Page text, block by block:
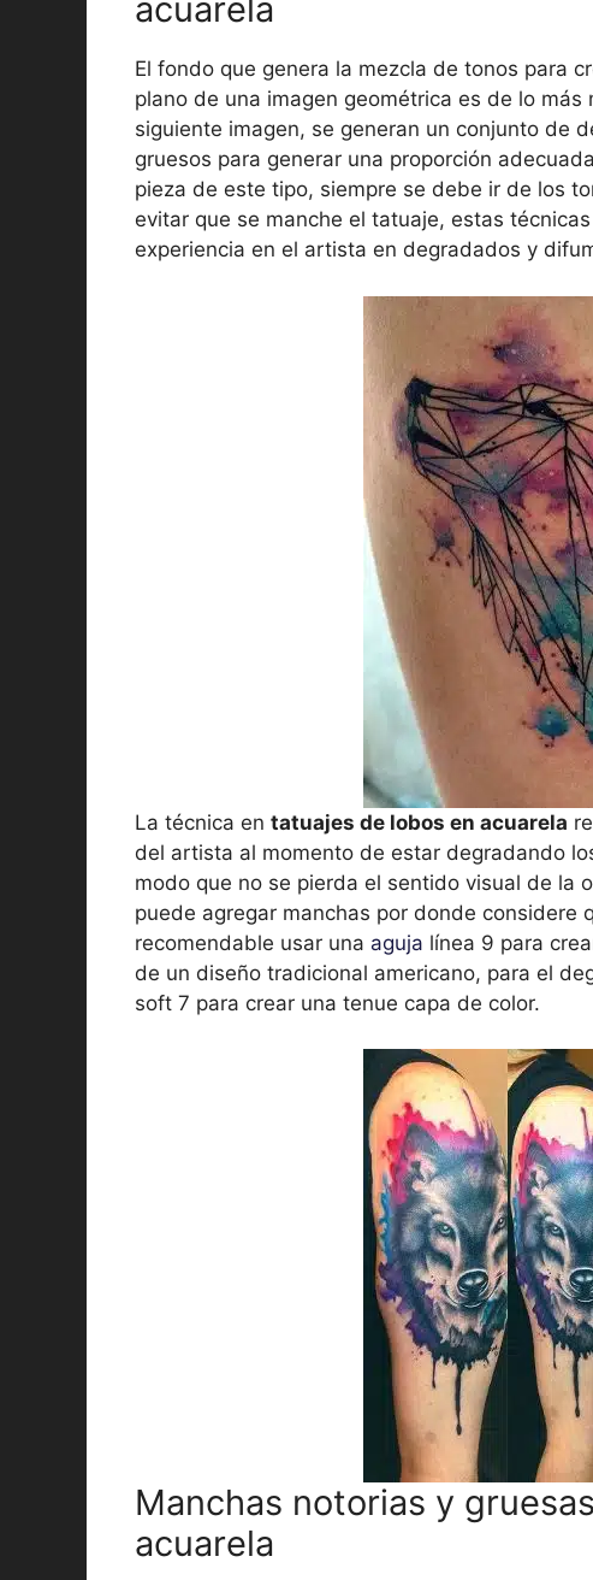
acuarela
El fondo que genera la mezcla de tonos para
plano de una imagen geométrica es de lo
siguiente imagen, se generan un conjunto de
gruesos para generar una proporción
pieza de este tipo, siempre se debe ir de los
evitar que se manche el tatuaje, estas
experiencia en el artista en degradados y
La técnica en tatuajes de lobos en acuarela
del artista al momento de estar degradando
modo que no se pierda el sentido visual de la
puede agregar manchas por donde considere
recomendable usar una aguja línea 9 para
de un diseño tradicional americano, para el
soft 7 para crear una tenue capa de color.
Manchas notorias y
acuarela